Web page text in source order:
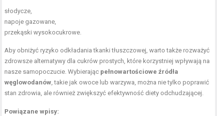
słodycze,
napoje gazowane,
przekąski wysokocukrowe.
Aby obniżyć ryzyko odkładania tkanki tłuszczowej, warto także rozważyć
zdrowsze alternatywy dla cukrów prostych, które korzystniej wpływają na
nasze samopoczucie. Wybierając pełnowartościowe źródła
węglowodanów , takie jak owoce lub warzywa, można nie tylko poprawić
stan zdrowia, ale również zwiększyć efektywność diety odchudzającej.
Powiązane wpisy: